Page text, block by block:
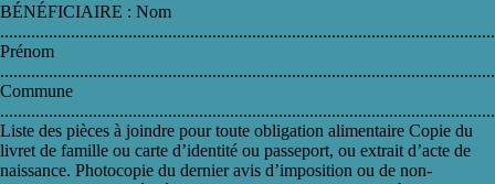
BÉNÉFICIAIRE : Nom
Prénom
Commune
Liste des pièces à joindre pour toute obligation alimentaire Copie du
livret de famille ou carte d’identité ou passeport, ou extrait d’acte de
naissance. Photocopie du dernier avis d’imposition ou de non-